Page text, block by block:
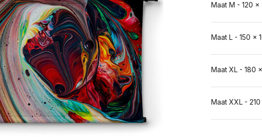
Maat M - 120 x
Maat L - 150 x
Maat XL - 180
Maat XXL -